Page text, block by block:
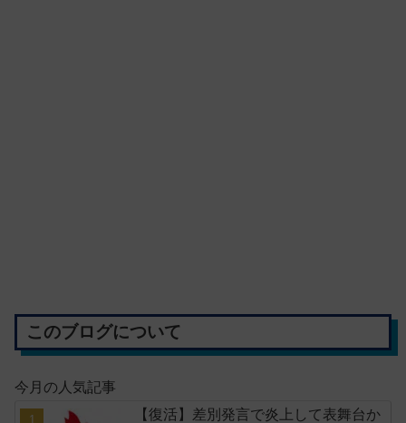
このブログについて
今月の人気記事
【復活】差別発言で炎上して表舞台か